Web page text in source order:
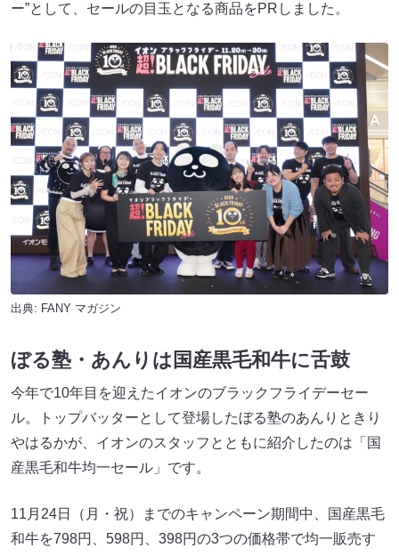
ー”として、セールの目玉となる商品をPRしました。
出典: FANY マガジン
ぼる塾・あんりは国産黒毛和牛に舌鼓
今年で10年目を迎えたイオンのブラックフライデーセー
ル。トップバッターとして登場したぼる塾のあんりときり
やはるかが、イオンのスタッフとともに紹介したのは「国
産黒毛和牛均一セール」です。
11月24日（月・祝）までのキャンペーン期間中、国産黒毛
和牛を798円、598円、398円の3つの価格帯で均一販売す